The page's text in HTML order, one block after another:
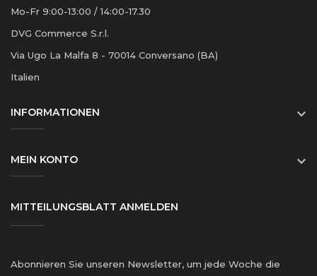
Mo-Fr 9:00-13:00 / 14:00-17.30
DVG Commerce S.r.l.
Via Ugo La Malfa 8 - 70014 Conversano (BA)
Italien
INFORMATIONEN 
MEIN KONTO 
MITTEILUNGSBLATT ANMELDEN
Abonnieren Sie unseren Newsletter, um jede Woche die